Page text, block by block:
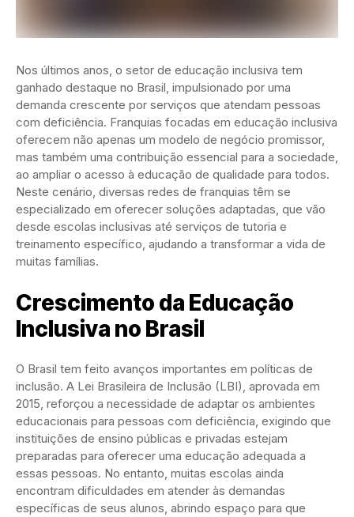
Nos últimos anos, o setor de educação inclusiva tem
ganhado destaque no Brasil, impulsionado por uma
demanda crescente por serviços que atendam pessoas
com deficiência. Franquias focadas em educação inclusiva
oferecem não apenas um modelo de negócio promissor,
mas também uma contribuição essencial para a sociedade,
ao ampliar o acesso à educação de qualidade para todos.
Neste cenário, diversas redes de franquias têm se
especializado em oferecer soluções adaptadas, que vão
desde escolas inclusivas até serviços de tutoria e
treinamento específico, ajudando a transformar a vida de
muitas famílias.
Crescimento da Educação
Inclusiva no Brasil
O Brasil tem feito avanços importantes em políticas de
inclusão. A Lei Brasileira de Inclusão (LBI), aprovada em
2015, reforçou a necessidade de adaptar os ambientes
educacionais para pessoas com deficiência, exigindo que
instituições de ensino públicas e privadas estejam
preparadas para oferecer uma educação adequada a
essas pessoas. No entanto, muitas escolas ainda
encontram dificuldades em atender às demandas
específicas de seus alunos, abrindo espaço para que